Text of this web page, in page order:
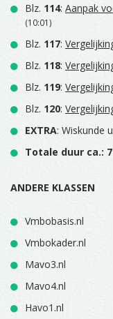
Blz. 114: Aanpak
(10:01)
Blz. 117:
Blz. 118:
Blz. 119:
Blz. 120:
EXTRA: Wiskunde
Totale duur ca.:
ANDERE KLASSEN
Vmbobasis.nl
Vmbokader.nl
Mavo3.nl
Mavo4.nl
Havo1.nl